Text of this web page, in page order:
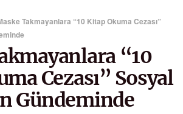
Takmayanlara “10 Kitap Okuma Cezası”
“10
Cezası” Sosyal
Gündeminde